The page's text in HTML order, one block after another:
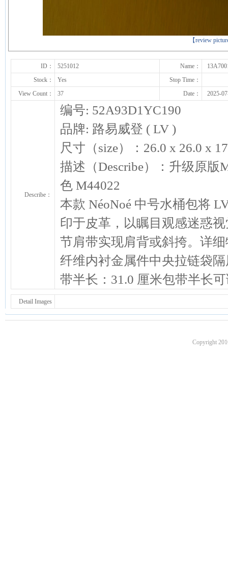
【review
ID： 5251012 Name：
Stock：
Yes
Stop Time：
View Count：
37 Date： 2025-
Describe：
编号: 52A93D1YC190
品牌: 路易威登 ( LV )
尺寸（size）：26.0 x 26.0 x
描述（Describe）：升级原版
色 M44022
本款 NéoNoé 中号水桶包将
印于皮革，以瞩目观感迷惑
节肩带实现肩背或斜挎。详
纤维内衬金属件中央拉链袋
带半长：31.0 厘米包带半长
Detail Images
Copyright